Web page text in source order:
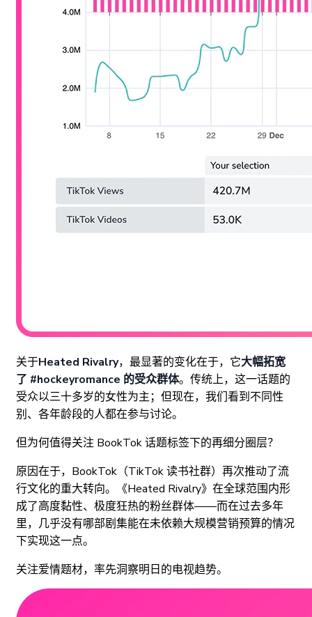
关于Heated Rivalry，最显著的变化在于，它大幅拓宽
了 #hockeyromance 的受众群体。传统上，这一话题的
受众以三十多岁的女性为主；但现在，我们看到不同性
别、各年龄段的人都在参与讨论。
但为何值得关注 BookTok 话题标签下的再细分圈层？
原因在于，BookTok（TikTok 读书社群）再次推动了流
行文化的重大转向。《Heated Rivalry》在全球范围内形
成了高度黏性、极度狂热的粉丝群体——而在过去多年
里，几乎没有哪部剧集能在未依赖大规模营销预算的情况
下实现这一点。
关注爱情题材，率先洞察明日的电视趋势。